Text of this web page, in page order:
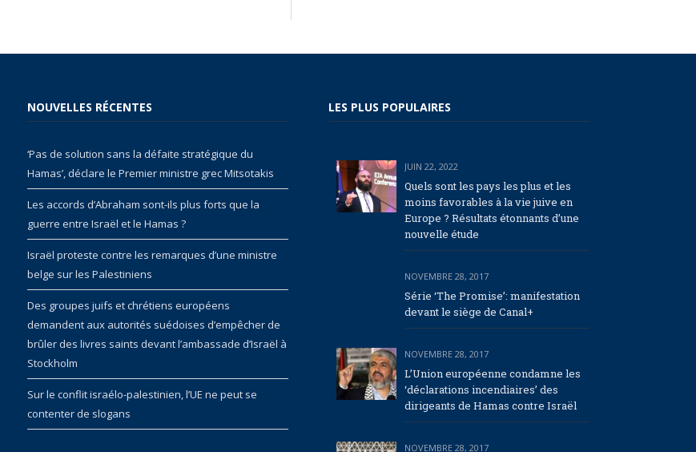
NOUVELLES RÉCENTES
‘Pas de solution sans la défaite stratégique du
Hamas’, déclare le Premier ministre grec Mitsotakis
Les accords d’Abraham sont-ils plus forts que la
guerre entre Israël et le Hamas ?
Israël proteste contre les remarques d’une ministre
belge sur les Palestiniens
Des groupes juifs et chrétiens européens
demandent aux autorités suédoises d’empêcher de
brûler des livres saints devant l’ambassade d’Israël à
Stockholm
Sur le conflit israélo-palestinien, l’UE ne peut se
contenter de slogans
LES PLUS POPULAIRES
JUIN 22, 2022
Quels sont les pays les plus et les
moins favorables à la vie juive en
Europe ? Résultats étonnants d’une
nouvelle étude
NOVEMBRE 28, 2017
Série ‘The Promise’: manifestation
devant le siège de Canal+
NOVEMBRE 28, 2017
L’Union européenne condamne les
‘déclarations incendiaires’ des
dirigeants de Hamas contre Israël
NOVEMBRE 28, 2017